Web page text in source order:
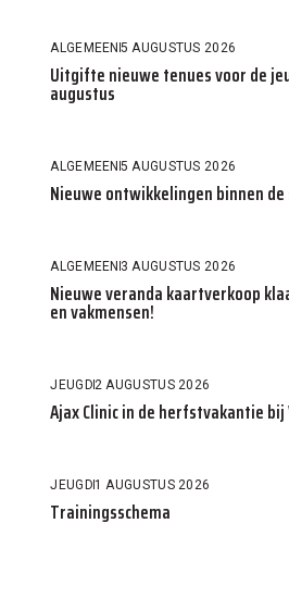
ALGEMEEN5 AUGUSTUS 2026
Uitgifte nieuwe tenues voor de
augustus
ALGEMEEN5 AUGUSTUS 2026
Nieuwe ontwikkelingen binnen
ALGEMEEN3 AUGUSTUS 2026
Nieuwe veranda kaartverkoop
en vakmensen!
JEUGD2 AUGUSTUS 2026
Ajax Clinic in de herfstvakantie bij
JEUGD1 AUGUSTUS 2026
Trainingsschema